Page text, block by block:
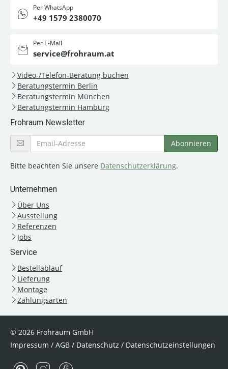
Per WhatsApp
+49 1579 2380070
Per E-Mail
service@frohraum.at
Video-/Telefon-Beratung buchen
Beratungstermin Berlin
Beratungstermin München
Beratungstermin Hamburg
Frohraum Newsletter
Bitte beachten Sie unsere Datenschutzerklärung.
Unternehmen
Über Uns
Ausstellung
Referenzen
Jobs
Service
Bestellablauf
Lieferung
Montage
Zahlungsarten
© 2026 Frohraum GmbH
Impressum / AGB / Datenschutz / Datenschutzeinstellungen